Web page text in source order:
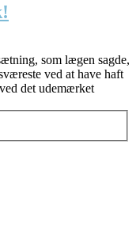
som lægen sagde,
ved at have haft
det udemærket